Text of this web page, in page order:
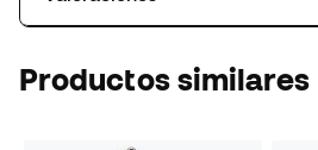
Productos similares